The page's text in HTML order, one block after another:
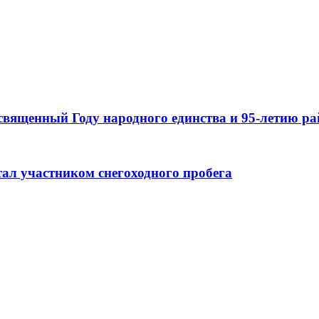
Году народного единства и 95-летию
участником снегоходного пробега